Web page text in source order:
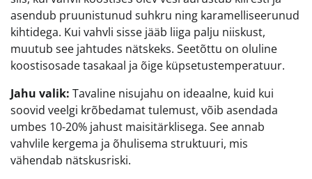
asendub pruunistunud suhkru ning karamelliseerunud
kihtidega. Kui vahvli sisse jääb liiga palju niiskust,
muutub see jahtudes nätskeks. Seetõttu on oluline
koostisosade tasakaal ja õige küpsetustemperatuur.
Jahu valik: Tavaline nisujahu on ideaalne, kuid kui
soovid veelgi krõbedamat tulemust, võib asendada
umbes 10-20% jahust maisitärklisega. See annab
vahvlile kergema ja õhulisema struktuuri, mis
vähendab nätskusriski.